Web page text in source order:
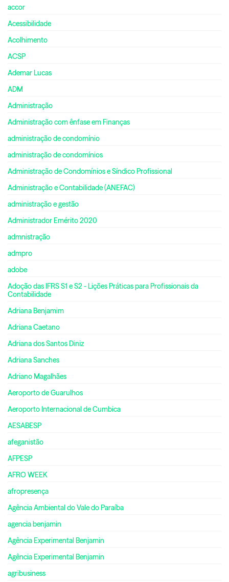
accor
Acessibilidade
Acolhimento
ACSP
Ademar Lucas
ADM
Administração
Administração com ênfase em Finanças
administração de condomínio
administração de condomínios
Administração de Condomínios e Síndico Profissional
Administração e Contabilidade (ANEFAC)
administração e gestão
Administrador Emérito 2020
admnistração
admpro
adobe
Adoção das IFRS S1 e S2 - Lições Práticas para Profissionais da
Contabilidade
Adriana Benjamim
Adriana Caetano
Adriana dos Santos Diniz
Adriana Sanches
Adriano Magalhães
Aeroporto de Guarulhos
Aeroporto Internacional de Cumbica
AESABESP
afeganistão
AFPESP
AFRO WEEK
afropresença
Agência Ambiental do Vale do Paraíba
agencia benjamin
Agência Experimental Benjamin
Agência Experimental Benjamin
agribusiness